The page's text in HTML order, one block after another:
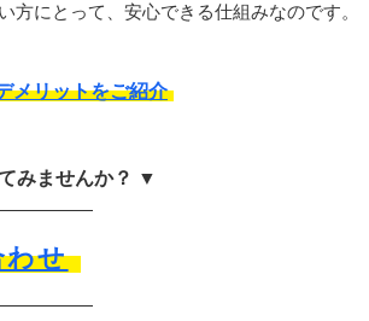
にとって、安心できる仕組みなのです。
メリットをご紹介
みませんか？ ▼
わせ